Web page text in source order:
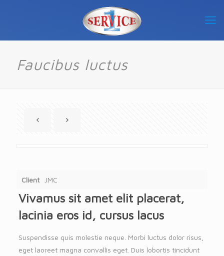
Faucibus luctus
Client
JMC
Vivamus sit amet elit placerat,
lacinia eros id, cursus lacus
Suspendisse quis molestie neque. Morbi luctus dolor risus,
eget laoreet magna convallis eget. Duis lobortis tincidunt